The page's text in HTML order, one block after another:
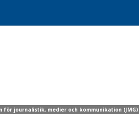
för journalistik, medier och kommunikation (JMG)